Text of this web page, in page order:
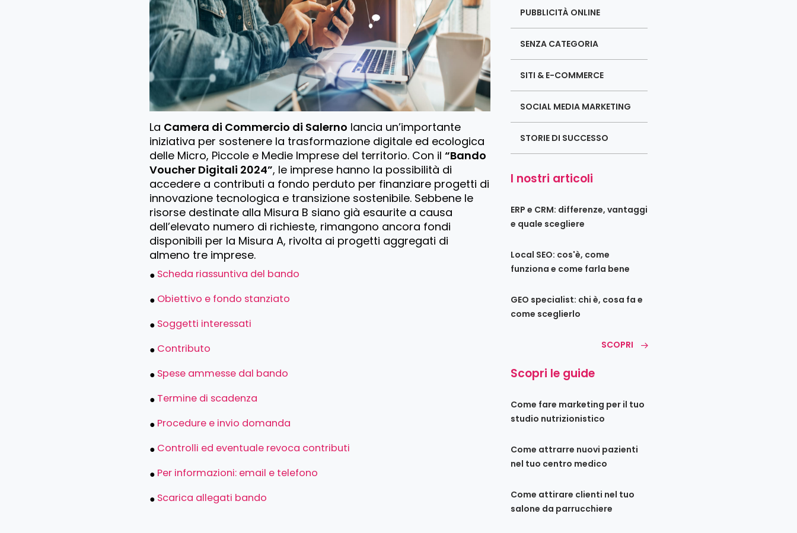
La Camera di Commercio di Salerno lancia un’importante
iniziativa per sostenere la trasformazione digitale ed ecologica
delle Micro, Piccole e Medie Imprese del territorio. Con il“Bando
Voucher Digitali 2024”, le imprese hanno la possibilità di
accedere a contributi a fondo perduto per finanziare progetti di
innovazione tecnologica e transizione sostenibile. Sebbene le
risorse destinate alla Misura B siano già esaurite a causa
dell’elevato numero di richieste, rimangono ancora fondi
disponibili per la Misura A, rivolta ai progetti aggregati di
almeno tre imprese.
Scheda riassuntiva del bando
Obiettivo e fondo stanziato
Soggetti interessati
Contributo
Spese ammesse dal bando
Termine di scadenza
Procedure e invio domanda
Controlli ed eventuale revoca contributi
Per informazioni: email e telefono
Scarica allegati bando
PUBBLICITÀ ONLINE
SENZA CATEGORIA
SITI & E-COMMERCE
SOCIAL MEDIA MARKETING
STORIE DI SUCCESSO
I nostri articoli
ERP e CRM: differenze, vantaggi
e quale scegliere
Local SEO: cos'è, come
funziona e come farla bene
GEO specialist: chi è, cosa fa e
come sceglierlo
SCOPRI
Scopri le guide
Come fare marketing per il tuo
studio nutrizionistico
Come attrarre nuovi pazienti
nel tuo centro medico
Come attirare clienti nel tuo
salone da parrucchiere